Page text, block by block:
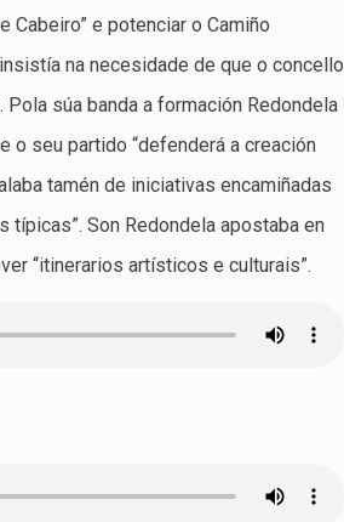
Cabeiro” e potenciar o Camiño
na necesidade de que o concello
súa banda a formación Redondela
o seu partido “defenderá a creación
tamén de iniciativas encamiñadas
típicas”. Son Redondela apostaba en
“itinerarios artísticos e culturais”.